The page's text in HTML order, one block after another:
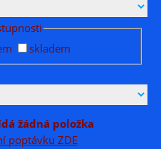
skladem
žádná položka
poptávku ZDE